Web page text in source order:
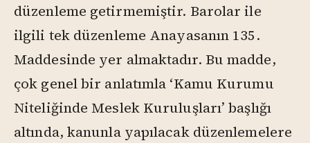
düzenleme getirmemiştir. Barolar ile
ilgili tek düzenleme Anayasanın 135.
Maddesinde yer almaktadır. Bu madde,
çok genel bir anlatımla ‘Kamu Kurumu
Niteliğinde Meslek Kuruluşları’ başlığı
altında, kanunla yapılacak düzenlemelere